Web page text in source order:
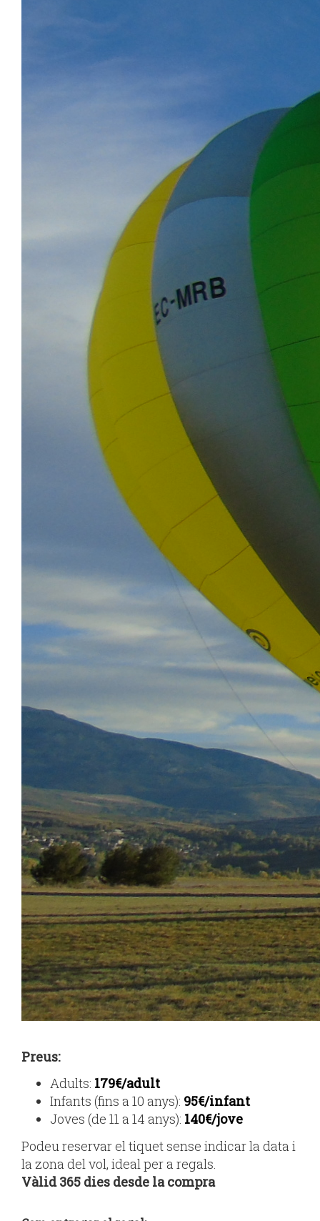
Preus:
Adults: 179€/adult
Infants (fins a 10 anys): 95€/infant
Joves (de 11 a 14 anys): 140€/jove
Podeu reservar el tiquet sense indicar la data i
la zona del vol, ideal per a regals.
Vàlid 365 dies desde la compra